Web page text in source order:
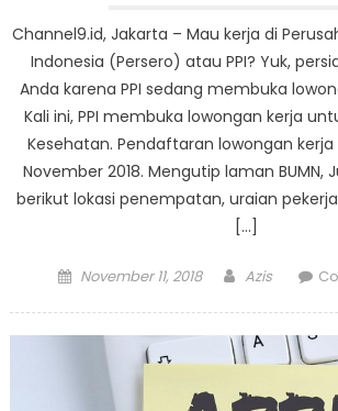
Channel9.id, Jakarta – Mau kerja di
Indonesia (Persero) atau PPI? Yuk,
Anda karena PPI sedang membuka
Kali ini, PPI membuka lowongan kerja
Kesehatan. Pendaftaran lowongan kerja
November 2018. Mengutip laman BUMN,
berikut lokasi penempatan, uraian
[…]
Posted
November 11, 2018 Author
Azis